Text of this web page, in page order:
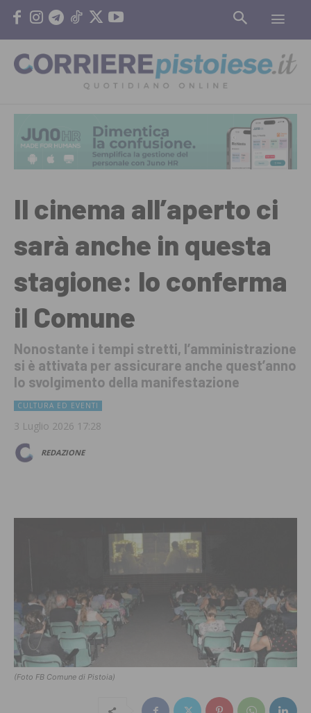
Il cinema all’aperto ci
sarà anche in questa
stagione: lo conferma
il Comune
Nonostante i tempi stretti, l’amministrazione
si è attivata per assicurare anche quest’anno
lo svolgimento della manifestazione
CULTURA ED EVENTI
3 Luglio 2026 17:28
REDAZIONE
(Foto FB Comune di Pistoia)